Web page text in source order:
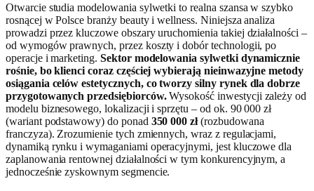
Otwarcie studia modelowania sylwetki to realna szansa w szybko
rosnącej w Polsce branży beauty i wellness. Niniejsza analiza
prowadzi przez kluczowe obszary uruchomienia takiej działalności –
od wymogów prawnych, przez koszty i dobór technologii, po
operacje i marketing. Sektor modelowania sylwetki dynamicznie
rośnie, bo klienci coraz częściej wybierają nieinwazyjne metody
osiągania celów estetycznych, co tworzy silny rynek dla dobrze
przygotowanych przedsiębiorców.Wysokość inwestycji zależy od
modelu biznesowego, lokalizacji i sprzętu – od ok. 90 000 zł
(wariant podstawowy) do ponad 350 000 zł(rozbudowana
franczyza). Zrozumienie tych zmiennych, wraz z regulacjami,
dynamiką rynku i wymaganiami operacyjnymi, jest kluczowe dla
zaplanowania rentownej działalności w tym konkurencyjnym, a
jednocześnie zyskownym segmencie.